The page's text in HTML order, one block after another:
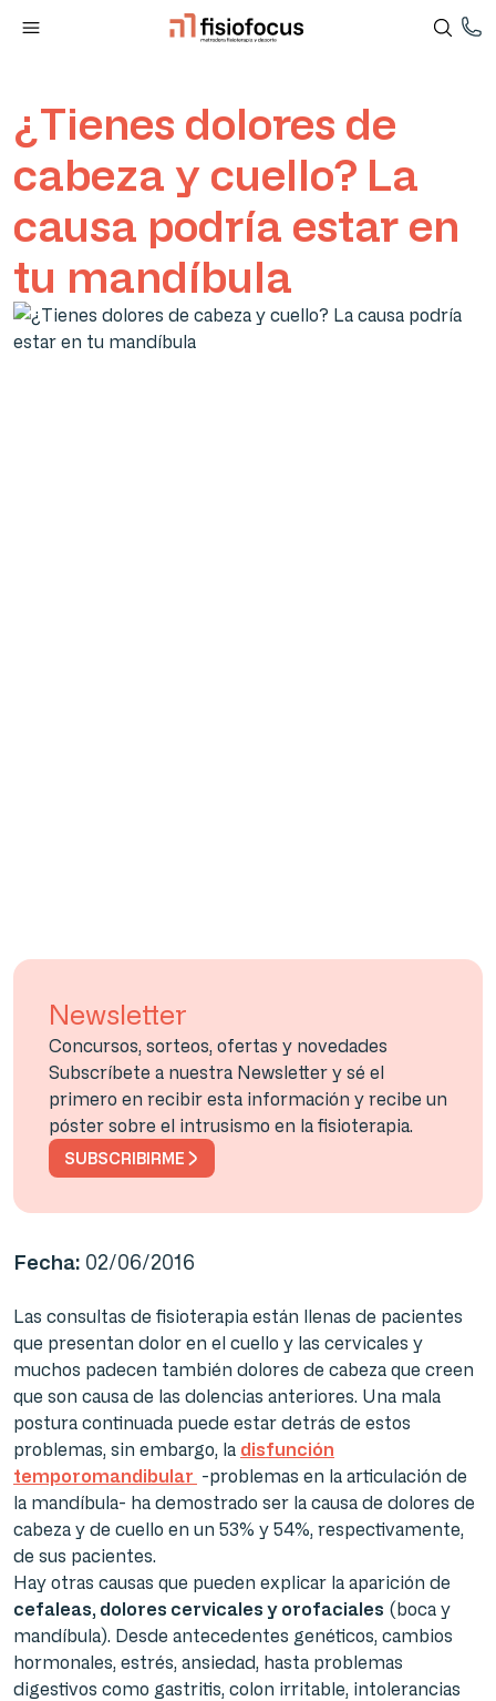
¿Tienes dolores de
cabeza y cuello? La
causa podría estar en
tu mandíbula
Newsletter
Concursos, sorteos, ofertas y novedades
Subscríbete a nuestra Newsletter y sé el
primero en recibir esta información y recibe un
póster sobre el intrusismo en la fisioterapia.
SUBSCRIBIRME
Fecha: 02/06/2016
Las consultas de fisioterapia están llenas de pacientes
que presentan dolor en el cuello y las cervicales y
muchos padecen también dolores de cabeza que creen
que son causa de las dolencias anteriores. Una mala
postura continuada puede estar detrás de estos
problemas, sin embargo, la disfunción
temporomandibular -problemas en la articulación de
la mandíbula- ha demostrado ser la causa de dolores de
cabeza y de cuello en un 53% y 54%, respectivamente,
de sus pacientes.
Hay otras causas que pueden explicar la aparición de
cefaleas, dolores cervicales y orofaciales (boca y
mandíbula). Desde antecedentes genéticos, cambios
hormonales, estrés, ansiedad, hasta problemas
digestivos como gastritis, colon irritable, intolerancias